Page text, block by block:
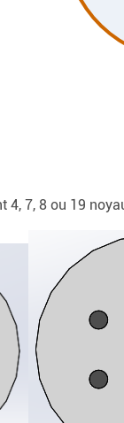
4, 7, 8 ou 19